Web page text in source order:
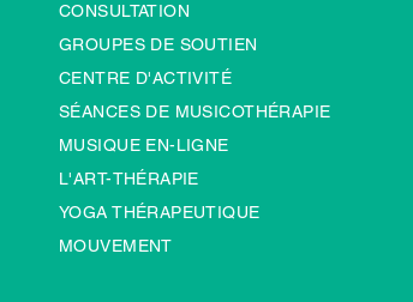
CONSULTATION
GROUPES DE SOUTIEN
CENTRE D'ACTIVITÉ
SÉANCES DE MUSICOTHÉRAPIE
MUSIQUE EN-LIGNE
L'ART-THÉRAPIE
YOGA THÉRAPEUTIQUE
MOUVEMENT